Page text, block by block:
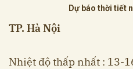
Dự báo thời tiết
TP. Hà Nội
Nhiệt độ thấp nhất : 13-